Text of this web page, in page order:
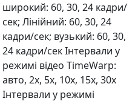
широкий: 60, 30, 24 кадри/
сек; Лінійний: 60, 30, 24
кадри/сек; вузький: 60, 30,
24 кадри/сек Інтервали у
режимі відео TimeWarp:
авто, 2x, 5x, 10x, 15x, 30x
Інтервали у режимі